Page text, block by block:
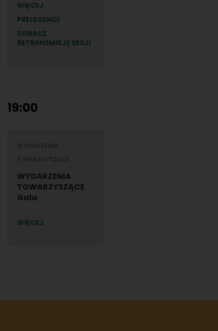
WIĘCEJ
PRELEGENCI
ZOBACZ
RETRANSMISJĘ SESJI
19:00
WYDARZENIA
TOWARZYSZĄCE
Gala
WIĘCEJ